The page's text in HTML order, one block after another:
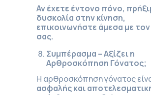
Αν έχετε έντονο πόνο,
δυσκολία στην κίνηση,
επικοινωνήστε άμεσα με
σας.
Συμπέρασμα – Αξίζει η
Αρθροσκόπηση Γόνατος;
Η αρθροσκόπηση γόνατος
ασφαλής και